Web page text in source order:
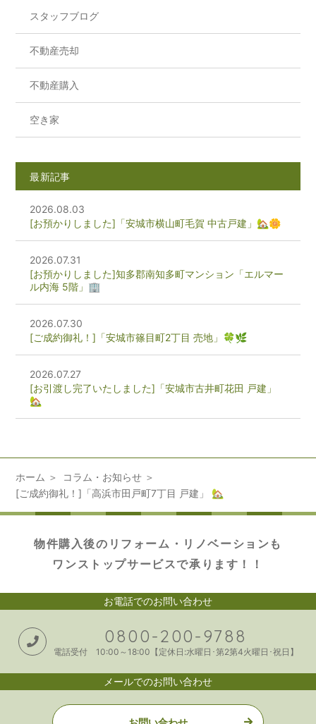
スタッフブログ
不動産売却
不動産購入
空き家
最新記事
2026.08.03
[お預かりしました]「安城市横山町毛賀 中古戸建」🏡🌼
2026.07.31
[お預かりしました]知多郡南知多町マンション「エルマー
ル内海 5階」🏢
2026.07.30
[ご成約御礼！]「安城市篠目町2丁目 売地」🍀🌿
2026.07.27
[お引渡し完了いたしました]「安城市古井町花田 戸建」
🏡
ホーム
コラム・お知らせ
[ご成約御礼！]「高浜市田戸町7丁目 戸建」 🏡
物件購入後のリフォーム・リノベーションも
ワンストップサービスで承ります！！
お電話でのお問い合わせ
0800-200-9788
電話受付 10:00～18:00【定休日:水曜日･第2第4火曜日･祝日】
メールでのお問い合わせ